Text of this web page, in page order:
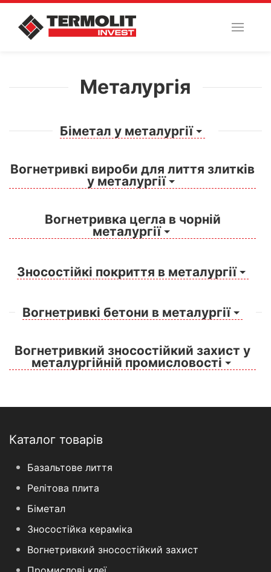
Металургія
Біметал у металургії
Вогнетривкі вироби для лиття злитків
у металургії
Вогнетривка цегла в чорній
металургії
Зносостійкі покриття в металургії
Вогнетривкі бетони в металургії
Вогнетривкий зносостійкий захист у
металургійній промисловості
Каталог товарів
Базальтове лиття
Релітова плита
Біметал
Зносостійка кераміка
Вогнетривкий зносостійкий захист